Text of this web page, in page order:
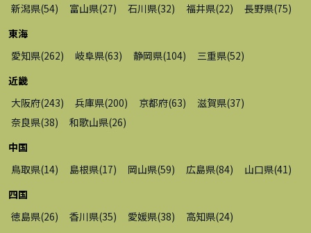
新潟県(54) 富山県(27) 石川県(32) 福井県(22) 長野県(75)
東海
愛知県(262) 岐阜県(63) 静岡県(104) 三重県(52)
近畿
大阪府(243) 兵庫県(200) 京都府(63) 滋賀県(37)
奈良県(38) 和歌山県(26)
中国
鳥取県(14) 島根県(17) 岡山県(59) 広島県(84) 山口県(41 )
四国
徳島県(26) 香川県(35) 愛媛県(38) 高知県(24)